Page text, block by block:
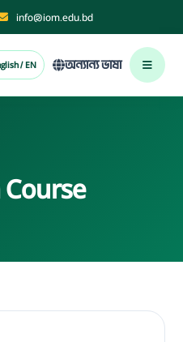
info@iom.edu.bd
/ EN অন্যান্য ভাষা